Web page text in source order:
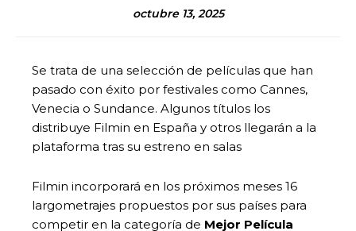
octubre 13, 2025
Se trata de una selección de películas que han
pasado con éxito por festivales como Cannes,
Venecia o Sundance. Algunos títulos los
distribuye Filmin en España y otros llegarán a la
plataforma tras su estreno en salas
Filmin incorporará en los próximos meses 16
largometrajes propuestos por sus países para
competir en la categoría de Mejor Película